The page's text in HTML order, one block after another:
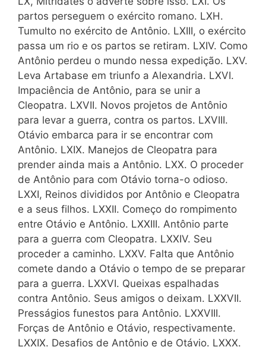
partos perseguem o exército romano. LXH.
Tumulto no exército de Antônio. LXIII, o exército
passa um rio e os partos se retiram. LXIV. Como
Antônio perdeu o mundo nessa expedição. LXV.
Leva Artabase em triunfo a Alexandria. LXVI.
Impaciência de Antônio, para se unir a
Cleopatra. LXVII. Novos projetos de Antônio
para levar a guerra, contra os partos. LXVIII.
Otávio embarca para ir se encontrar com
Antônio. LXIX. Manejos de Cleopatra para
prender ainda mais a Antônio. LXX. O proceder
de Antônio para com Otávio torna-o odioso.
LXXI, Reinos divididos por Antônio e Cleopatra
e a seus filhos. LXXII. Começo do rompimento
entre Otávio e Antônio. LXXIII. Antônio parte
para a guerra com Cleopatra. LXXIV. Seu
proceder a caminho. LXXV. Falta que Antônio
comete dando a Otávio o tempo de se preparar
para a guerra. LXXVI. Queixas espalhadas
contra Antônio. Seus amigos o deixam. LXXVII.
Presságios funestos para Antônio. LXXVIII.
Forças de Antônio e Otávio, respectivamente.
LXXIX. Desafios de Antônio e de Otávio. LXXX.